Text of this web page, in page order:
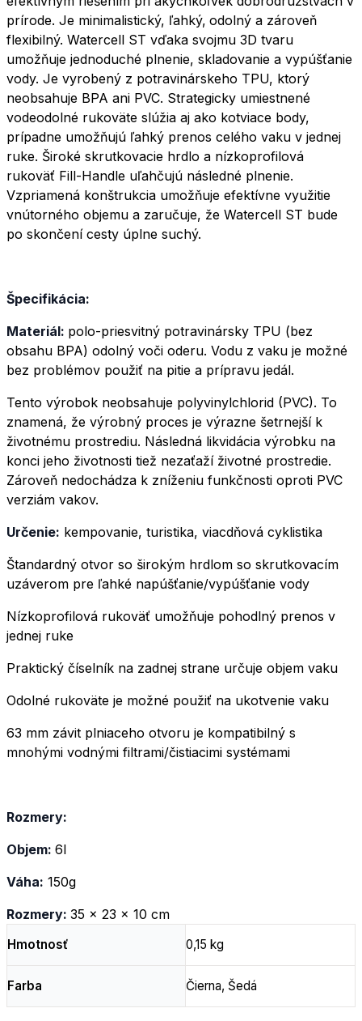
prírode. Je minimalistický, ľahký, odolný a zároveň
flexibilný. Watercell ST vďaka svojmu 3D tvaru
umožňuje jednoduché plnenie, skladovanie a vypúšťanie
vody. Je vyrobený z potravinárskeho TPU, ktorý
neobsahuje BPA ani PVC. Strategicky umiestnené
vodeodolné rukoväte slúžia aj ako kotviace body,
prípadne umožňujú ľahký prenos celého vaku v jednej
ruke. Široké skrutkovacie hrdlo a nízkoprofilová
rukoväť Fill-Handle uľahčujú následné plnenie.
Vzpriamená konštrukcia umožňuje efektívne využitie
vnútorného objemu a zaručuje, že Watercell ST bude
po skončení cesty úplne suchý.
Špecifikácia:
Materiál: polo-priesvitný potravinársky TPU (bez
obsahu BPA) odolný voči oderu. Vodu z vaku je možné
bez problémov použiť na pitie a prípravu jedál.
Tento výrobok neobsahuje polyvinylchlorid (PVC). To
znamená, že výrobný proces je výrazne šetrnejší k
životnému prostrediu. Následná likvidácia výrobku na
konci jeho životnosti tiež nezaťaží životné prostredie.
Zároveň nedochádza k zníženiu funkčnosti oproti PVC
verziám vakov.
Určenie: kempovanie, turistika, viacdňová cyklistika
Štandardný otvor so širokým hrdlom so skrutkovacím
uzáverom pre ľahké napúšťanie/vypúšťanie vody
Nízkoprofilová rukoväť umožňuje pohodlný prenos v
jednej ruke
Praktický číselník na zadnej strane určuje objem vaku
Odolné rukoväte je možné použiť na ukotvenie vaku
63 mm závit plniaceho otvoru je kompatibilný s
mnohými vodnými filtrami/čistiacimi systémami
Rozmery:
Objem: 6l
Váha: 150g
Rozmery: 35 x 23 x 10 cm
Hmotnosť 0,15 kg
Farba Čierna, Šedá